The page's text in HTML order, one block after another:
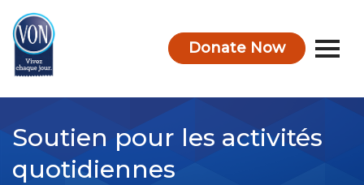
Donate Now
Soutien pour les activités
quotidiennes